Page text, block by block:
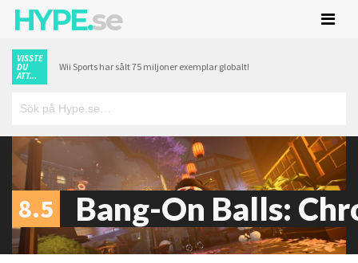
HYPE.se
VISSTE
DU
ATT...
Wii Sports har sålt 75 miljoner exemplar globalt!
8.5 Bang-On Balls: